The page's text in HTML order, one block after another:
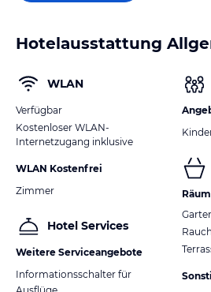
Hotelausstattung
WLAN
Verfügbar
Kostenloser WLAN-
Internetzugang inklusive
WLAN Kostenfrei
Zimmer
Hotel Services
Weitere Serviceangebote
Informationsschalter für